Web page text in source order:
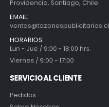
Providencia, Santiago, Chile
EMAIL:
ventas@tazonespublicitarios.cl
HORARIOS:
Lun - Jue / 9:00 - 18:00 hrs.
Viernes / 9:00 - 17:00
SERVICIO AL CLIENTE
Pedidos